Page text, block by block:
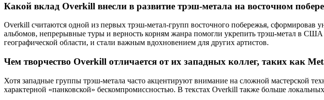
Какой вклад Overkill внесли в развитие трэш-метала на восточном
Overkill считаются одной из первых трэш-метал-групп восточного побережья,
альбомов, непрерывные туры и верность корням жанра помогли укрепить трэш-метал в
географической области, и стали важным вдохновением для других артистов.
Чем творчество Overkill отличается от их западных коллег, таких как
Хотя западные группы трэш-метала часто акцентируют внимание на сложной мастерской
характерной «панковской» бескомпромиссностью. В текстах Overkill также больше